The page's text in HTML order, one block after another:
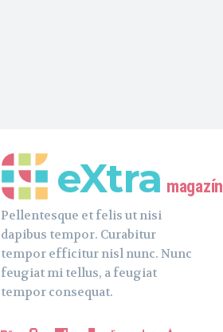
eXtra magazín
Pellentesque et felis ut nisi
dapibus tempor. Curabitur
tempor efficitur nisl nunc. Nunc
feugiat mi tellus, a feugiat
tempor consequat.